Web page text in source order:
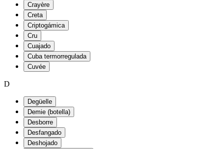
Crayère
Creta
Criptogámica
Cru
Cuajado
Cuba termorregulada
Cuvée
D
Degüelle
Demie (botella)
Desborre
Desfangado
Deshojado